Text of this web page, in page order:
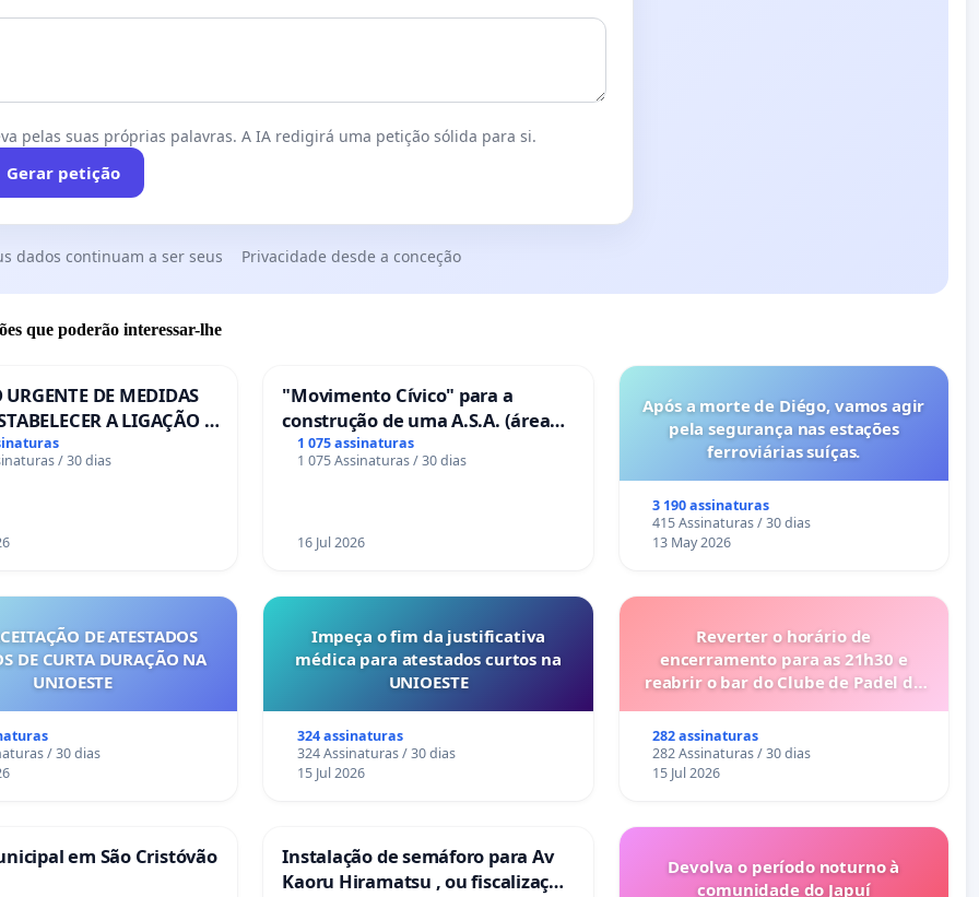
pelas suas próprias palavras. A IA redigirá uma petição sólida para si.
Gerar petição
dados continuam a ser seus Privacidade desde a conceção
que poderão interessar-lhe
DE MEDIDAS
A LIGAÇÃO -
129
/ 30 dias
"Movimento Cívico" para a
construção de uma A.S.A. (área
de serviços para autocaravanas)
em Coimbra
1 075 assinaturas
1 075 Assinaturas / 30 dias
16 Jul 2026
Após a morte de Diégo, vamos agir
pela segurança nas estações
ferroviárias suíças.
3 190 assinaturas
415 Assinaturas / 30 dias
13 May 2026
DE ATESTADOS
DE CURTA DURAÇÃO NA
UNIOESTE
/ 30 dias
Impeça o fim da justificativa
médica para atestados curtos na
UNIOESTE
324 assinaturas
324 Assinaturas / 30 dias
15 Jul 2026
Reverter o horário de
encerramento para as 21h30 e
reabrir o bar do Clube de Padel de
282 assinaturas
282 Assinaturas / 30 dias
15 Jul 2026
em São Cristóvão
Instalação de semáforo para Av
Kaoru Hiramatsu , ou fiscalização
Devolva o período noturno à
comunidade do Japuí